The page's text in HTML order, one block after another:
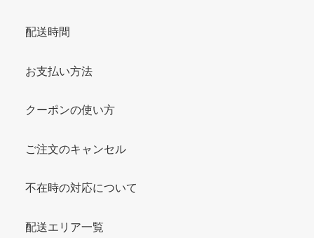
配送時間
お支払い方法
クーポンの使い方
ご注文のキャンセル
不在時の対応について
配送エリア一覧